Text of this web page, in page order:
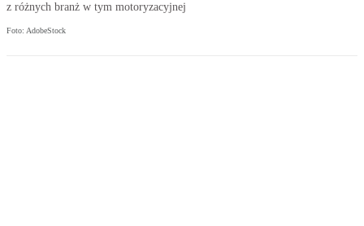
z różnych branż w tym motoryzacyjnej
Foto: AdobeStock